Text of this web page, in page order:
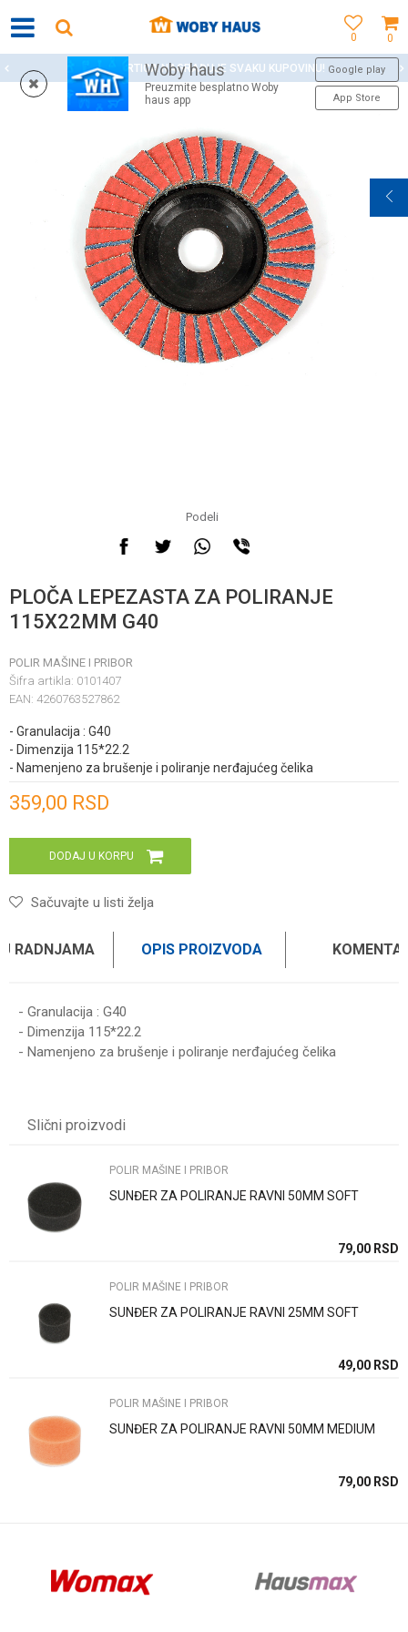
0
0
Woby haus
Preuzmite besplatno Woby
haus app
Google play
App Store
WOBY KARTICA NAGRAĐUJE SVAKU KUPOVINU!
Podeli
PLOČA LEPEZASTA ZA POLIRANJE
115X22MM G40
POLIR MAŠINE I PRIBOR
Šifra artikla: 0101407
EAN: 4260763527862
- Granulacija : G40
- Dimenzija 115*22.2
- Namenjeno za brušenje i poliranje nerđajućeg čelika
359,00 RSD
DODAJ U KORPU
Sačuvajte u listi želja
RADNJAMA OPIS PROIZVODA
- Granulacija : G40
- Dimenzija 115*22.2
- Namenjeno za brušenje i poliranje nerđajućeg čelika
Poruka
Anti-spam zaštita - izračunajte koliko je 9 - 4 :
POŠALJI
Slični proizvodi
POLIR MAŠINE I PRIBOR
SUNĐER ZA POLIRANJE RAVNI 50MM SOFT
79,00 RSD
POLIR MAŠINE I PRIBOR
SUNĐER ZA POLIRANJE RAVNI 25MM SOFT
49,00 RSD
POLIR MAŠINE I PRIBOR
SUNĐER ZA POLIRANJE RAVNI 50MM MEDIUM
79,00 RSD